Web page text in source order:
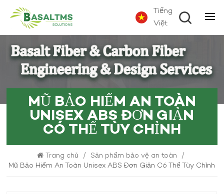
Tiếng
Việt
MŨ BẢO HIỂM AN TOÀN
UNISEX ABS ĐƠN GIẢN
CÓ THỂ TÙY CHỈNH
Trang chủ / Sản phẩm bảo vệ an toàn /
Mũ Bảo Hiểm An Toàn Unisex ABS Đơn Giản Có Thể Tùy Chỉnh